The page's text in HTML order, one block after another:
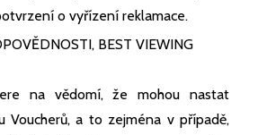
o vyřízení reklamace.
BEST VIEWING
na vědomí, že mohou nastat
Voucherů, a to zejména v případě,